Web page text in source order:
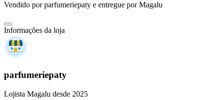
Vendido porparfumeriepaty e entregue por Magalu
Informações da loja
parfumeriepaty
Lojista Magalu desde 2025